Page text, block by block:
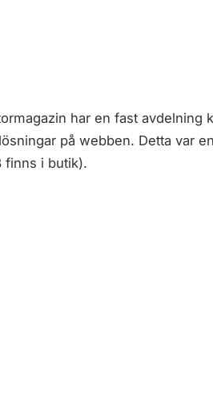
har en fast avdelning
på webben. Detta var
finns i butik).